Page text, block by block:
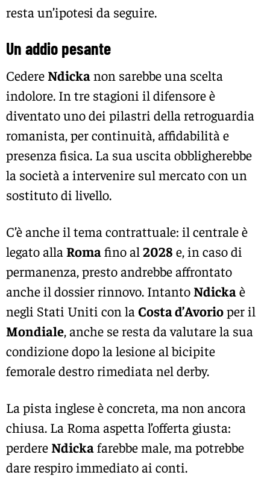
resta un’ipotesi da seguire.
Un addio pesante
Cedere Ndickanon sarebbe una scelta
indolore. In tre stagioni il difensore è
diventato uno dei pilastri della retroguardia
romanista, per continuità, affidabilità e
presenza fisica. La sua uscita obbligherebbe
la società a intervenire sul mercato con un
sostituto di livello.
C’è anche il tema contrattuale: il centrale è
legato alla Romafino al 2028 e, in caso di
permanenza, presto andrebbe affrontato
anche il dossier rinnovo. Intanto Ndickaè
negli Stati Uniti con la Costa d’Avorioper il
Mondiale, anche se resta da valutare la sua
condizione dopo la lesione al bicipite
femorale destro rimediata nel derby.
La pista inglese è concreta, ma non ancora
chiusa. La Roma aspetta l’offerta giusta:
perdere Ndickafarebbe male, ma potrebbe
dare respiro immediato ai conti.